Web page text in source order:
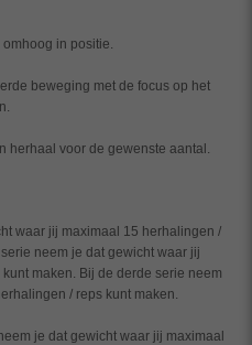
in positie.
beweging met de focus op het
herhaal voor de gewenste aantal.
waar jij maximaal 15 herhalingen /
neem je dat gewicht waar jij
maken. Bij de derde serie neem
/ reps kunt maken.
je dat gewicht waar jij maximaal